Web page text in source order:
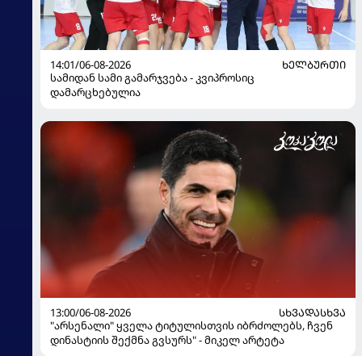
14:01/06-08-2026
ᲮᲔᲚᲑᲣᲠᲗᲘ
სამიდან სამი გამარჯვება - კვიპროსიც
დამარცხებულია
13:00/06-08-2026
ᲡᲮᲕᲐᲓᲐᲡᲮᲕᲐ
"არსენალი" ყველა ტიტულისთვის იბრძოლებს, ჩვენ
დინასტიის შექმნა გვსურს" - მიკელ არტეტა